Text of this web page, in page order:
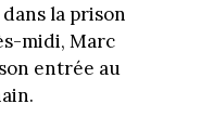
la prison
midi, Marc
entrée au